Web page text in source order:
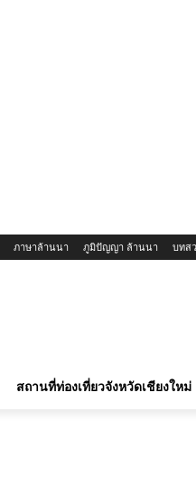
ภาษาล้านนา ภูมิปัญญา ล้านนา บทส
สถานที่ท่องเที่ยวจังหวัดเชียงใหม่